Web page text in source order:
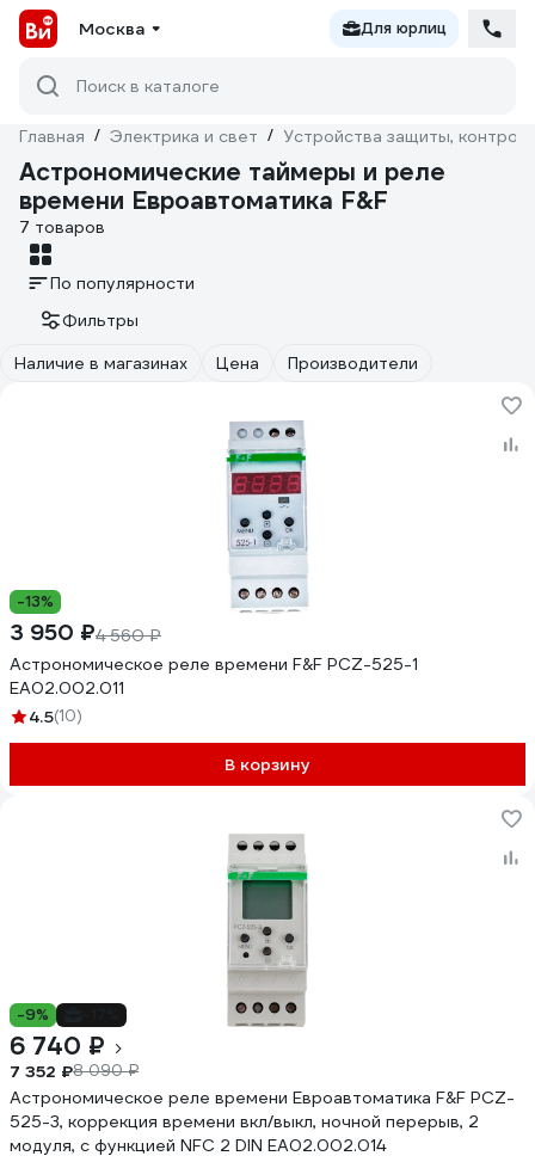
Москва Для юрлиц
Поиск в каталоге
Главная / Электрика и свет / Устройства защиты,
Астрономические таймеры и реле
времени Евроавтоматика F&F
7 товаров
По популярности
Фильтры
Наличие в магазинах
Цена Производители
-13%
3 950 ₽4 560 ₽
Астрономическое реле времени F&F PCZ-525-1
EA02.002.011
4.5(10)
В корзину
-9%
6 740 ₽
7 352 ₽8 090 ₽
Астрономическое реле времени Евроавтоматика F&F PCZ-
525-3, коррекция времени вкл/выкл, ночной перерыв, 2
модуля, c функцией NFC 2 DIN EA02.002.014